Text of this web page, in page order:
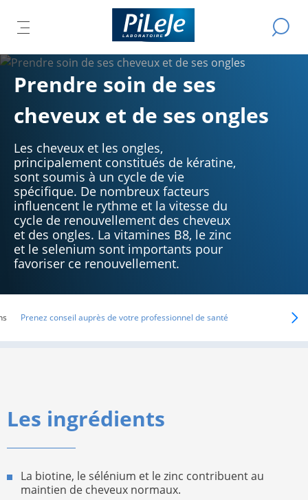
OUVRIR
LE
PRINCIPAL
Tous
les
du
Laboratoire
une
Prendre soin de ses
cheveux et de ses ongles
Les cheveux et les ongles,
principalement constitués de kératine,
sont soumis à un cycle de vie
spécifique. De nombreux facteurs
influencent le rythme et la vitesse du
cycle de renouvellement des cheveux
et des ongles. La vitamines B8, le zinc
et le selenium sont importants pour
favoriser ce renouvellement.
Prenez conseil auprès de votre professionnel de santé
Les ingrédients
La biotine, le sélénium et le zinc contribuent au
maintien de cheveux normaux.